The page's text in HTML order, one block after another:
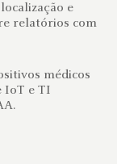
e
relatórios com
médicos
IoT e TI